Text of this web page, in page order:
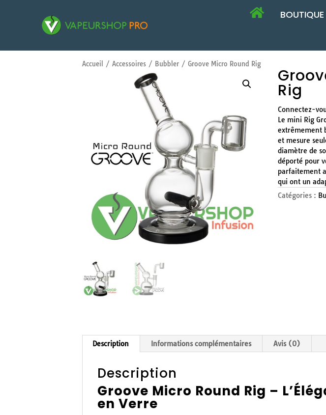
BOUTIQUE
Accueil / Accessoires/ Bubbler/ Groove Micro Round Rig
Rig
Connectez-
Le mini Rig
extrêmement
et mesure
diamètre de
déporté pour
parfaitement
qui ont un
Catégories :
Description Informations complémentaires Avis (0)
Description
Groove Micro Round Rig –
en Verre